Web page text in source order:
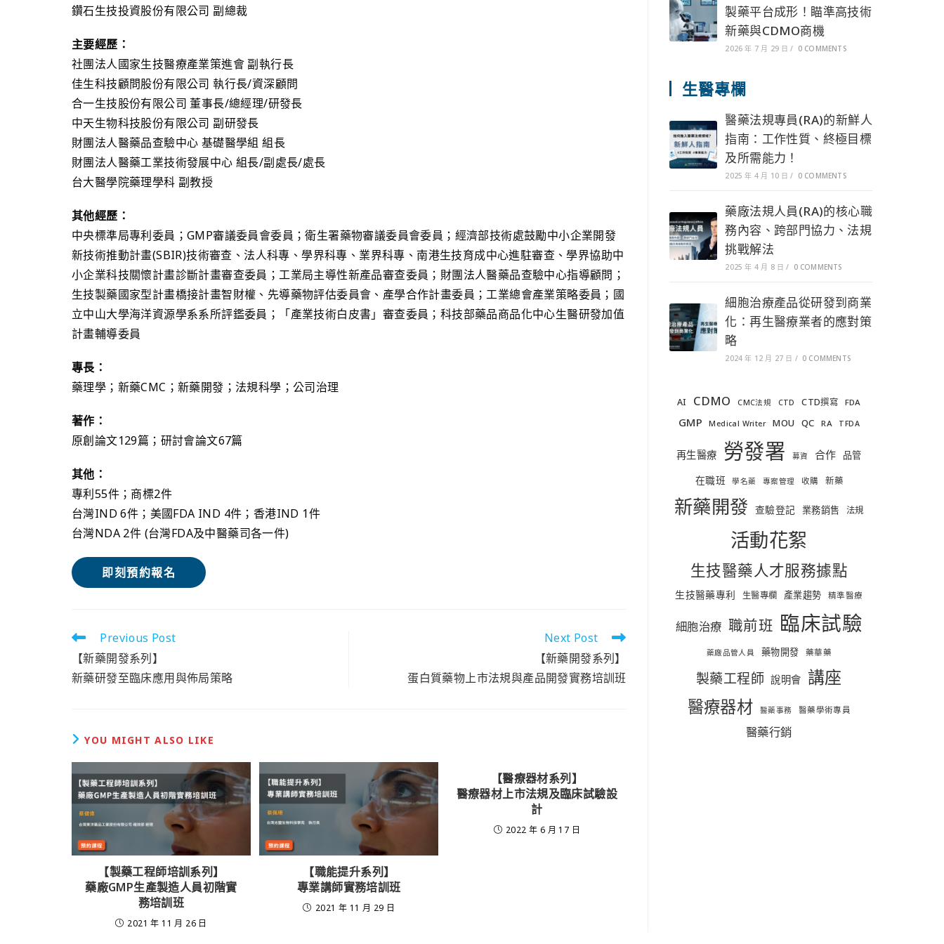
鑽石生技投資股份有限公司 副總裁
主要經歷：
社團法人國家生技醫療產業策進會 副執行長
佳生科技顧問股份有限公司 執行長/資深顧問
合一生技股份有限公司 董事長/總經理/研發長
中天生物科技股份有限公司 副研發長
財團法人醫藥品查驗中心 基礎醫學組 組長
財團法人醫藥工業技術發展中心 組長/副處長/處長
台大醫學院藥理學科 副教授
其他經歷：
中央標準局專利委員；GMP審議委員會委員；衛生署藥物審議委員會委員；經濟部技術處鼓勵中小企業開發
新技術推動計畫(SBIR)技術審查、法人科專、學界科專、業界科專、南港生技育成中心進駐審查、學界協助中
小企業科技關懷計畫診斷計畫審查委員；工業局主導性新產品審查委員；財團法人醫藥品查驗中心指導顧問；
生技製藥國家型計畫橋接計畫智財權、先導藥物評估委員會、產學合作計畫委員；工業總會產業策略委員；國
立中山大學海洋資源學系系所評鑑委員；「產業技術白皮書」審查委員；科技部藥品商品化中心生醫研發加值
計畫輔導委員
專長：
藥理學；新藥CMC；新藥開發；法規科學；公司治理
著作：
原創論文129篇；研討會論文67篇
其他：
專利55件；商標2件
台灣IND 6件；美國FDA IND 4件；香港IND 1件
台灣NDA 2件 (台灣FDA及中醫藥司各一件)
即刻預約報名
Previous Post
【新藥開發系列】
新藥研發至臨床應用與佈局策略
Next Post
【新藥開發系列】
蛋白質藥物上市法規與產品開發實務培訓班
YOU MIGHT ALSO LIKE
【製藥工程師培訓系列】
藥廠GMP生產製造人員初階實
務培訓班
2021 年 11 月 26 日
【職能提升系列】
專業講師實務培訓班
2021 年 11 月 29 日
【醫療器材系列】
醫療器材上市法規及臨床試驗設
計
2022 年 6 月 17 日
製藥平台成形！瞄準高技術
新藥與CDMO商機
2026 年 7 月 29 日 / 0 COMMENTS
生醫專欄
醫藥法規專員(RA)的新鮮人
指南：工作性質、終極目標
及所需能力！
2025 年 4 月 10 日 / 0 COMMENTS
藥廠法規人員(RA)的核心職
務內容、跨部門協力、法規
挑戰解法
2025 年 4 月 8 日 / 0 COMMENTS
細胞治療產品從研發到商業
化：再生醫療業者的應對策
略
2024 年 12 月 27 日 / 0 COMMENTS
AI CDMO CMC法規 CTD CTD撰寫 FDA
GMP Medical Writer MOU QC RA TFDA
再生醫療 勞發署 募資 合作 品管
在職班 學名藥 專案管理 收購 新藥
新藥開發 查驗登記 業務銷售 法規
活動花絮
生技醫藥人才服務據點
生技醫藥專利 生醫專欄 產業趨勢 精準醫療
細胞治療 職前班 臨床試驗
藥廠品管人員 藥物開發 藥華藥
製藥工程師 說明會 講座
醫療器材 醫藥事務 醫藥學術專員
醫藥行銷